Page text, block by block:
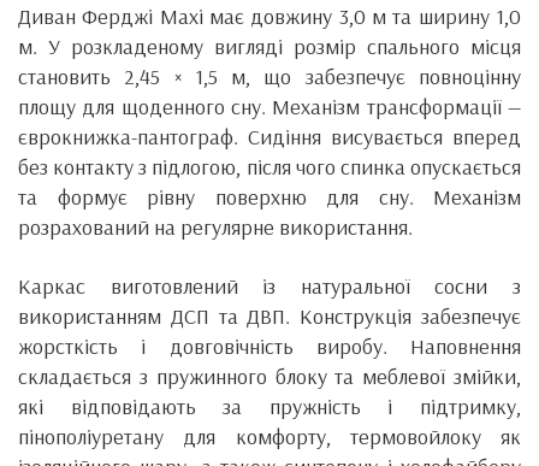
Диван Ферджі Maxi має довжину 3,0 м та ширину 1,0
м. У розкладеному вигляді розмір спального місця
становить 2,45 × 1,5 м, що забезпечує повноцінну
площу для щоденного сну. Механізм трансформації —
єврокнижка-пантограф. Сидіння висувається вперед
без контакту з підлогою, після чого спинка опускається
та формує рівну поверхню для сну. Механізм
розрахований на регулярне використання.
Каркас виготовлений із натуральної сосни з
використанням ДСП та ДВП. Конструкція забезпечує
жорсткість і довговічність виробу. Наповнення
складається з пружинного блоку та меблевої змійки,
які відповідають за пружність і підтримку,
пінополіуретану для комфорту, термовойлоку як